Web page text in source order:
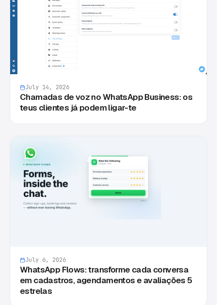
July 14, 2026
Chamadas de voz no WhatsApp Business: os
teus clientes já podem ligar-te
July 6, 2026
WhatsApp Flows: transforme cada conversa
em cadastros, agendamentos e avaliações 5
estrelas